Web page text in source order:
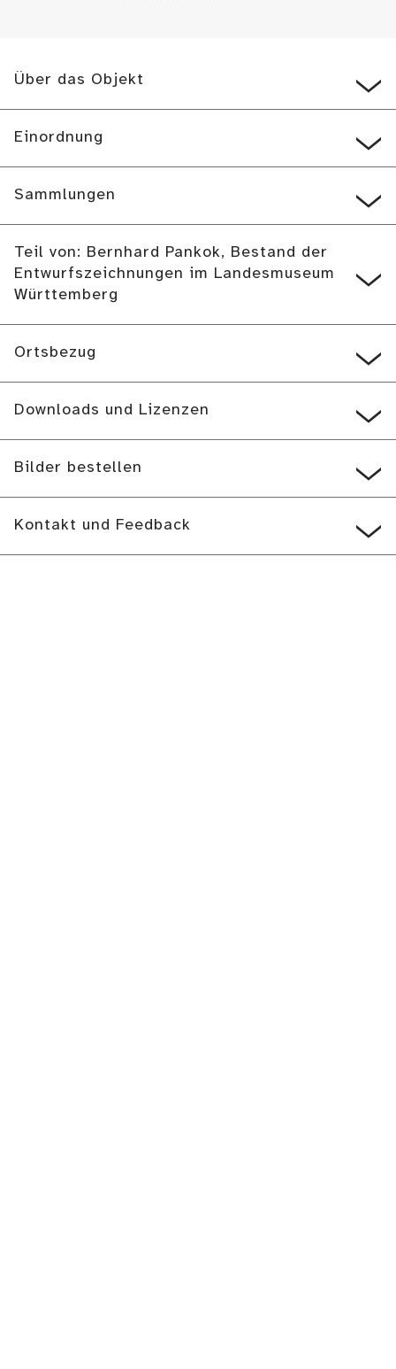
Über das Objekt
Einordnung
Sammlungen
Teil von: Bernhard Pankok, Bestand der
Entwurfszeichnungen im Landesmuseum
Württemberg
Ortsbezug
Downloads und Lizenzen
Bilder bestellen
Kontakt und Feedback